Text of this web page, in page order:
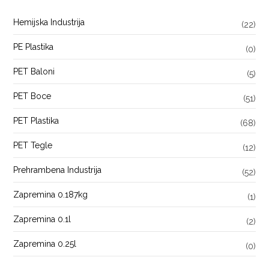
Hemijska Industrija (22)
PE Plastika (0)
PET Baloni (5)
PET Boce (51)
PET Plastika (68)
PET Tegle (12)
Prehrambena Industrija (52)
Zapremina 0.187kg (1)
Zapremina 0.1l (2)
Zapremina 0.25l (0)